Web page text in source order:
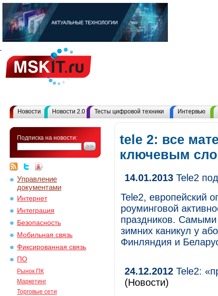
Новости Новости 2.0 Тесты цифровой техники Интервью
Подписка на новости:
Управление
документами
Интернет
Интеграция
Безопасность
Мобильная связь
Фиксированная связь
ПО
Рынок ПК
Маркетинг
Торговые сети
tele 2: все
ключевым
14.01.2013 Tele2
Tele2, европейский
роуминговой
праздников.
зимних каникул у
Финляндия и
24.12.2012 Tele2:
(Новости)